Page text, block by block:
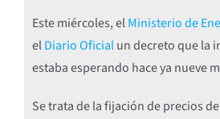
Este miércoles, elMinisterio de
elDiario Oficialun decreto que la
estaba esperando hace ya nueve
Se trata de la fijación de precios